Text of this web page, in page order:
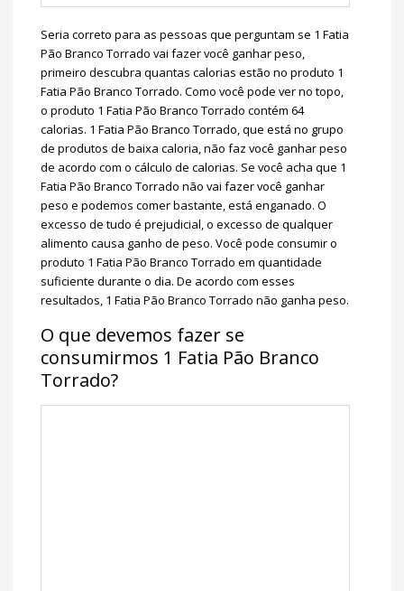
Seria correto para as pessoas que perguntam se 1 Fatia
Pão Branco Torrado vai fazer você ganhar peso,
primeiro descubra quantas calorias estão no produto 1
Fatia Pão Branco Torrado. Como você pode ver no topo,
o produto 1 Fatia Pão Branco Torrado contém 64
calorias. 1 Fatia Pão Branco Torrado, que está no grupo
de produtos de baixa caloria, não faz você ganhar peso
de acordo com o cálculo de calorias. Se você acha que 1
Fatia Pão Branco Torrado não vai fazer você ganhar
peso e podemos comer bastante, está enganado. O
excesso de tudo é prejudicial, o excesso de qualquer
alimento causa ganho de peso. Você pode consumir o
produto 1 Fatia Pão Branco Torrado em quantidade
suficiente durante o dia. De acordo com esses
resultados, 1 Fatia Pão Branco Torrado não ganha peso.
O que devemos fazer se
consumirmos 1 Fatia Pão Branco
Torrado?